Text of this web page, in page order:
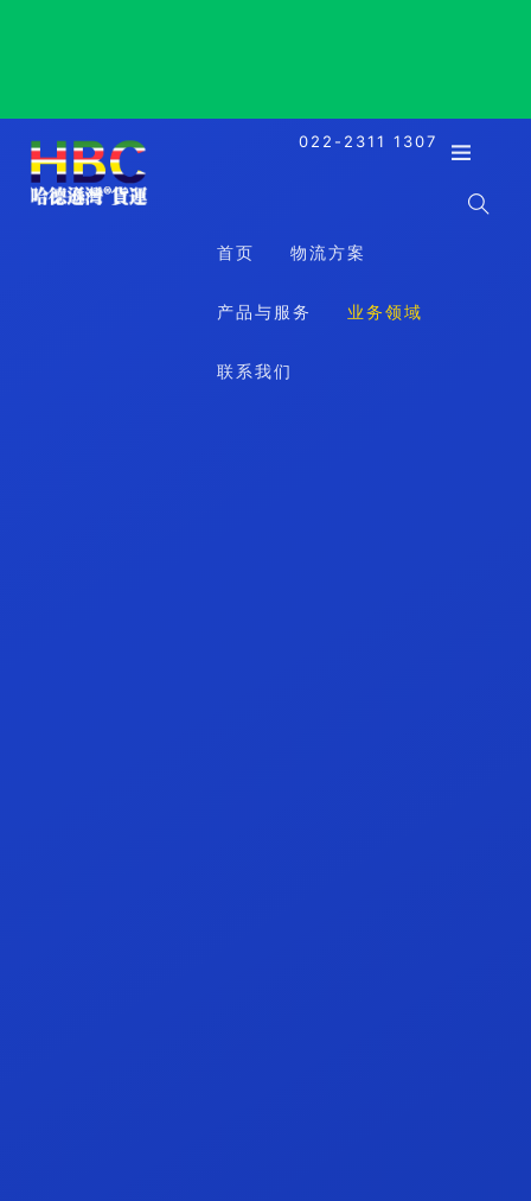
022-2311 1307
首页 物流方案
产品与服务 业务领域
联系我们